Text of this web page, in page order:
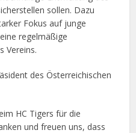
sollen. Dazu
Fokus auf junge
regelmäßige
Vereins.
des Österreichischen
HC Tigers für die
und freuen uns, dass